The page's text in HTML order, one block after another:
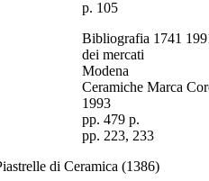
p. 105
Bibliografia 1741
dei mercati
Modena
Ceramiche Marca
1993
pp. 479 p.
pp. 223, 233
di Ceramica (1386)